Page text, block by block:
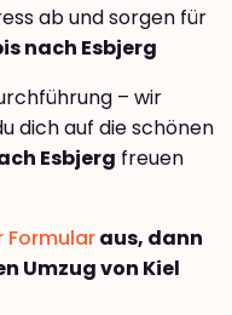
ab und sorgen für
nach Esbjerg
– wir
dich auf die schönen
Esbjerg freuen
Formularaus, dann
Umzug von Kiel